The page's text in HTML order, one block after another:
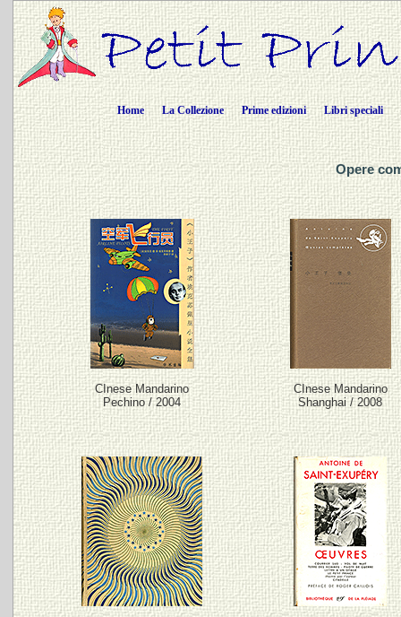
Home La Collezione Prime edizioni Libri speciali
Opere
CInese Mandarino
Pechino / 2004
CInese Mandarino
Shanghai / 2008